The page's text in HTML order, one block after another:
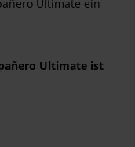
Ultimate ein
Ultimate ist